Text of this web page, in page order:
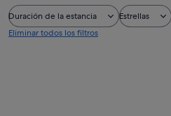
Duración de la estancia Estrellas
Eliminar todos los filtros